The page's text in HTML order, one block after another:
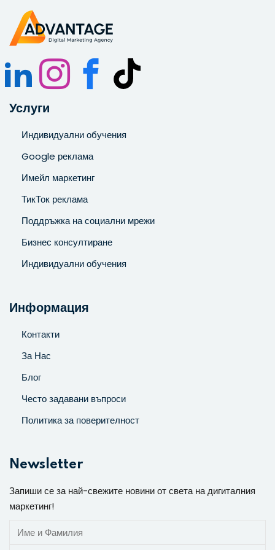
Услуги
Индивидуални обучения
Google реклама
Имейл маркетинг
ТикТок реклама
Поддръжка на социални мрежи
Бизнес консултиране
Индивидуални обучения
Информация
Контакти
За Нас
Блог
Често задавани въпроси
Политика за поверителност
Newsletter
Запиши се за най-свежите новини от света на дигиталния
маркетинг!
Запознат съм и се съгласявам с
поверителност.